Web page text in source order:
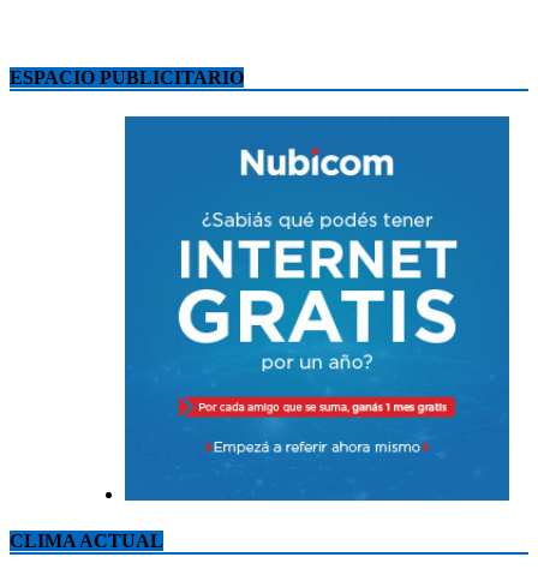
ESPACIO PUBLICITARIO
CLIMA ACTUAL